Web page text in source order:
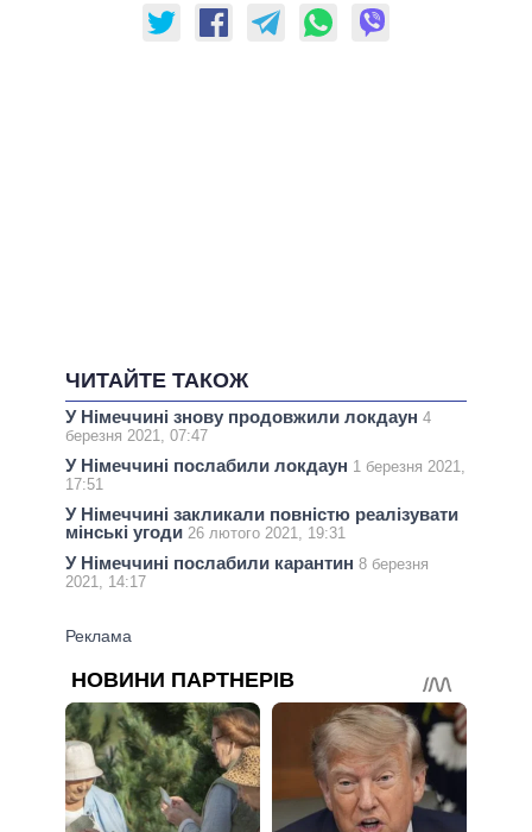
ЧИТАЙТЕ ТАКОЖ
У Німеччині знову продовжили локдаун 4
березня 2021, 07:47
У Німеччині послабили локдаун 1 березня 2021,
17:51
У Німеччині закликали повністю реалізувати
мінські угоди 26 лютого 2021, 19:31
У Німеччині послабили карантин 8 березня
2021, 14:17